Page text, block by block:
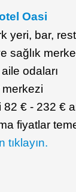
Oasi
yeri, bar,
sağlık
odaları
merkezi
82 € - 232 €
fiyatlar
tıklayın.